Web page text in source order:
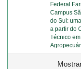
Federal
Campus
do Sul:
a partir do
Técnico em